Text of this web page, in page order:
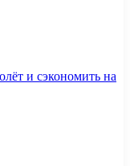
и сэкономить на